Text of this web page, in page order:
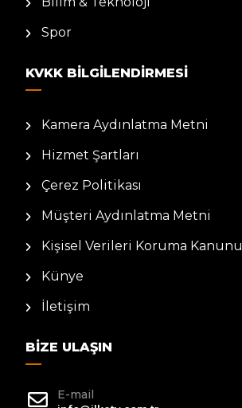
Spor
KVKK BILGILENDIRMESI
Kamera Aydınlatma Metni
Hizmet Şartları
Çerez Politikası
Müşteri Aydınlatma Metni
Kişisel Verileri Koruma Kanunu
Künye
İletişim
BIZE ULAŞIN
E-mail